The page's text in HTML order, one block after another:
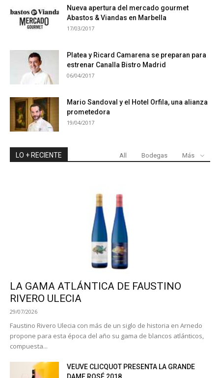
Nueva apertura del mercado gourmet
Abastos & Viandas en Marbella
17/03/2017
Platea y Ricard Camarena se preparan para
estrenar Canalla Bistro Madrid
06/04/2017
Mario Sandoval y el Hotel Orfila, una alianza
prometedora
19/04/2017
LO + RECIENTE All Bodegas Más
LA GAMA ATLÁNTICA DE FAUSTINO
RIVERO ULECIA
29/07/2026
Faustino Rivero Ulecia con más de un siglo de historia en Arnedo
propone para esta época del año su gama de blancos atlánticos,
compuesta...
VEUVE CLICQUOT PRESENTA LA GRANDE